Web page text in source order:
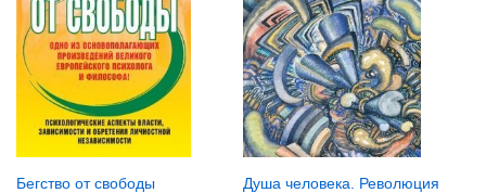
Бегство от свободы
Душа человека. Революция